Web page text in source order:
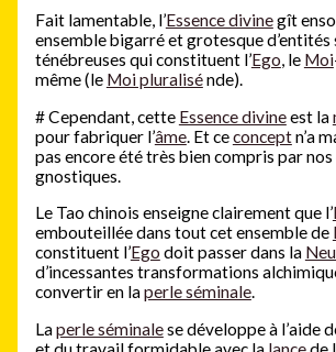
Fait lamentable, l’Essence divinegît
ensemble bigarré et grotesque d’entités
ténébreuses qui constituent l’Ego, le Moi
même (le Moi pluralisénde).
#Cependant, cette Essence divineest la
pour fabriquer l’âme. Et ceconceptn’a
pas encore été très bien compris par
gnostiques.
Le Tao chinois enseigne clairement que l’
embouteillée dans tout cet ensemble de
constituent l’Ego doit passer dans la
d’incessantes transformations
convertir en laperle séminale.
Laperle séminalese développe à l’aide